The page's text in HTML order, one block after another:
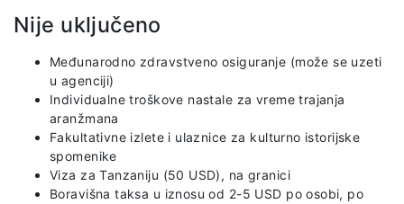
Nije uključeno
Međunarodno zdravstveno osiguranje (može se uzeti
u agenciji)
Individualne troškove nastale za vreme trajanja
aranžmana
Fakultativne izlete i ulaznice za kulturno istorijske
spomenike
Viza za Tanzaniju (50 USD), na granici
Boravišna taksa u iznosu od 2-5 USD po osobi, po